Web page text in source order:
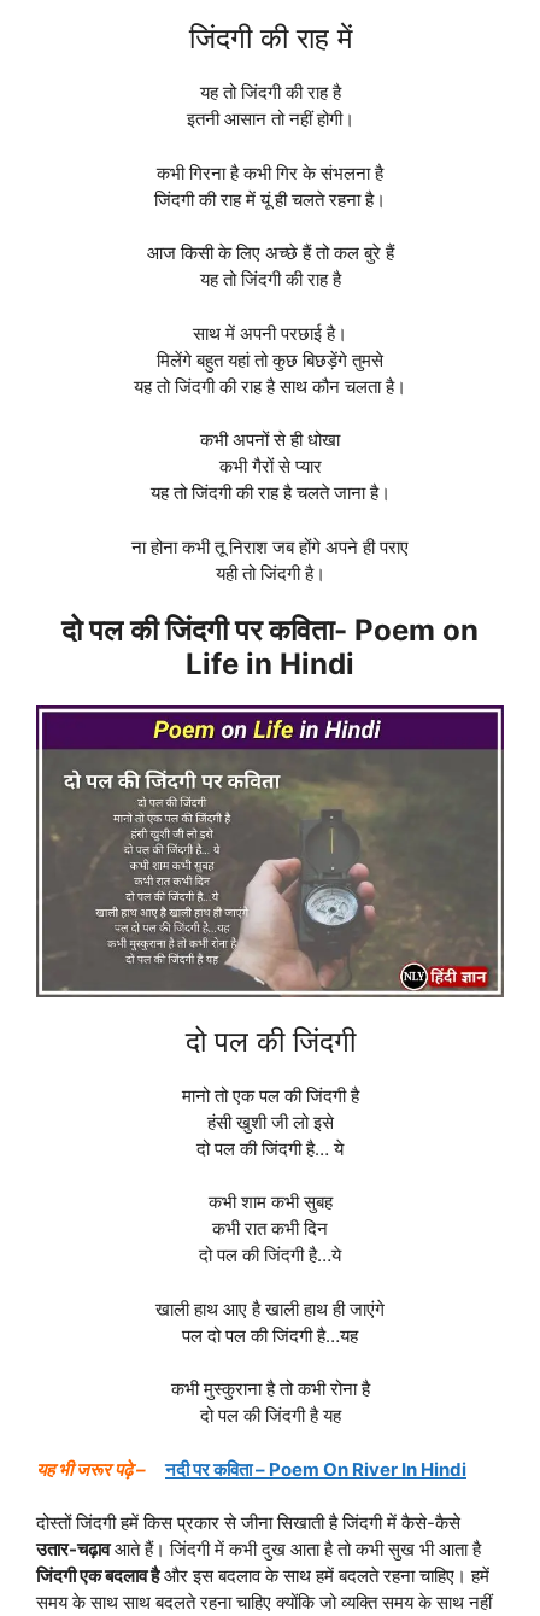
जिंदगी की राह में
यह तो जिंदगी की राह है
इतनी आसान तो नहीं होगी।
कभी गिरना है कभी गिर के संभलना है
जिंदगी की राह में यूं ही चलते रहना है।
आज किसी के लिए अच्छे हैं तो कल बुरे हैं
यह तो जिंदगी की राह है
साथ में अपनी परछाई है।
मिलेंगे बहुत यहां तो कुछ बिछड़ेंगे तुमसे
यह तो जिंदगी की राह है साथ कौन चलता है।
कभी अपनों से ही धोखा
कभी गैरों से प्यार
यह तो जिंदगी की राह है चलते जाना है।
ना होना कभी तू निराश जब होंगे अपने ही पराए
यही तो जिंदगी है।
दो पल की जिंदगी पर कविता- Poem on
Life in Hindi
दो पल की जिंदगी
मानो तो एक पल की जिंदगी है
हंसी खुशी जी लो इसे
दो पल की जिंदगी है… ये
कभी शाम कभी सुबह
कभी रात कभी दिन
दो पल की जिंदगी है…ये
खाली हाथ आए है खाली हाथ ही जाएंगे
पल दो पल की जिंदगी है…यह
कभी मुस्कुराना है तो कभी रोना है
दो पल की जिंदगी है यह
यह भी जरूर पढ़े – नदी पर कविता – Poem On River In Hindi
दोस्तों जिंदगी हमें किस प्रकार से जीना सिखाती है जिंदगी में कैसे-कैसे
उतार-चढ़ावआते हैं। जिंदगी में कभी दुख आता है तो कभी सुख भी आता है
जिंदगी एक बदलाव हैऔर इस बदलाव के साथ हमें बदलते रहना चाहिए। हमें
समय के साथ साथ बदलते रहना चाहिए क्योंकि जो व्यक्ति समय के साथ नहीं